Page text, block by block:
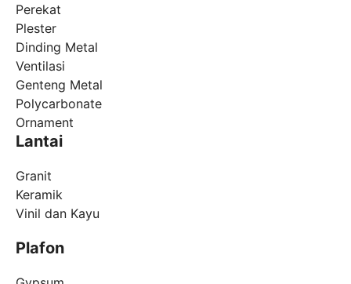
Perekat
Plester
Dinding Metal
Ventilasi
Genteng Metal
Polycarbonate
Ornament
Lantai
Granit
Keramik
Vinil dan Kayu
Plafon